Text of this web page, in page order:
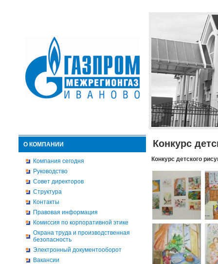
О КОМПАНИИ
Компания сегодня
Руководство
Совет директоров
Структура
Контакты
Правовая информация
Комиссия по корпоративной этике
Охрана труда и производственная
безопасность
Электронный документооборот
Вакансии
Конкурс
Конкурс детского